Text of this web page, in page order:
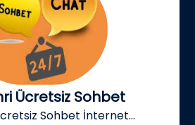
Ücretsiz Sohbet
Sohbet İnternet...